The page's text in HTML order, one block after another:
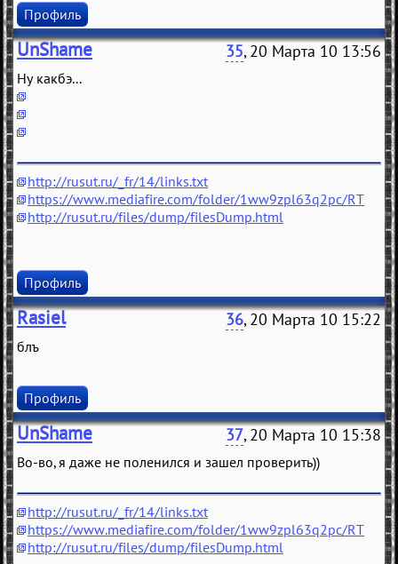
Профиль
UnShame 35, 20 Марта 10 13:56
Ну какбэ...
http://rusut.ru/_fr/14/links.txt
https://www.mediafire.com/folder/1ww9zpl63q2pc/RT
http://rusut.ru/files/dump/filesDump.html
Профиль
Rasiel 36, 20 Марта 10 15:22
блъ
Профиль
UnShame 37, 20 Марта 10 15:38
Во-во, я даже не поленился и зашел проверить))
http://rusut.ru/_fr/14/links.txt
https://www.mediafire.com/folder/1ww9zpl63q2pc/RT
http://rusut.ru/files/dump/filesDump.html